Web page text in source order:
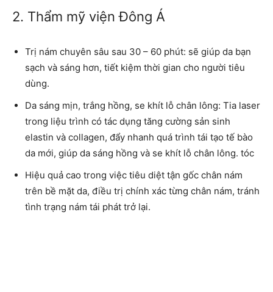
2. Thẩm mỹ viện Đông Á
Trị nám chuyên sâu sau 30 – 60 phút: sẽ giúp da bạn
sạch và sáng hơn, tiết kiệm thời gian cho người tiêu
dùng.
Da sáng mịn, trắng hồng, se khít lỗ chân lông: Tia laser
trong liệu trình có tác dụng tăng cường sản sinh
elastin và collagen, đẩy nhanh quá trình tái tạo tế bào
da mới, giúp da sáng hồng và se khít lỗ chân lông. tóc
Hiệu quả cao trong việc tiêu diệt tận gốc chân nám
trên bề mặt da, điều trị chính xác từng chân nám, tránh
tình trạng nám tái phát trở lại.